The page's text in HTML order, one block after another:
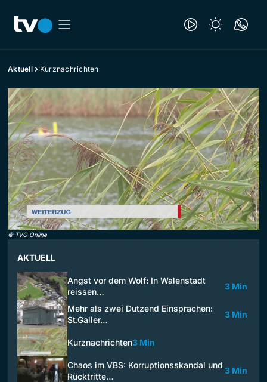
Aktuell Kurznachrichten
© TVO Online
AKTUELL
Angst vor dem Wolf: In Walenstadt
reissen…
3 Min
Mehr als zwei Dutzend Einsprachen:
St.Galler…
3 Min
Kurznachrichten3 Min
Chaos im VBS: Korruptionsskandal und
Rücktritte…
3 Min